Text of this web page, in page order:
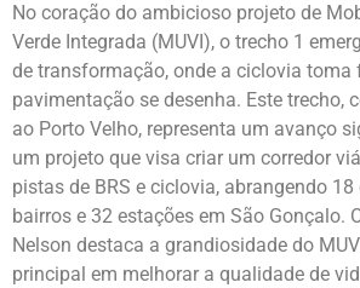
No coração do ambicioso projeto de
Verde Integrada (MUVI), o trecho 1
de transformação, onde a ciclovia toma
pavimentação se desenha. Este trecho,
ao Porto Velho, representa um avanço
um projeto que visa criar um corredor
pistas de BRS e ciclovia, abrangendo
bairros e 32 estações em São Gonçalo.
Nelson destaca a grandiosidade do
principal em melhorar a qualidade de